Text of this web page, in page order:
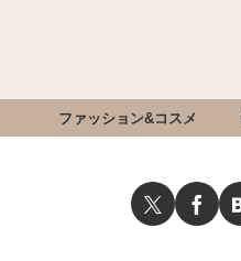
ファッション&コスメ